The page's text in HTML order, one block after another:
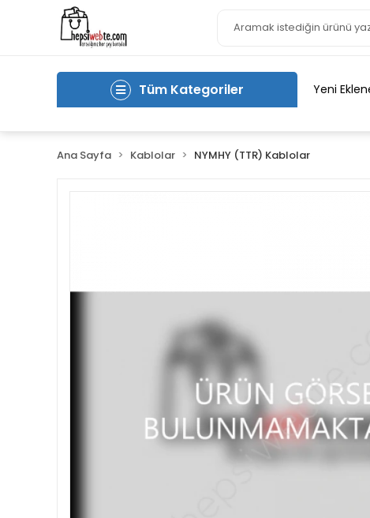
Tüm Kategoriler Yeni
Ana Sayfa Kablolar NYMHY (TTR) Kablolar